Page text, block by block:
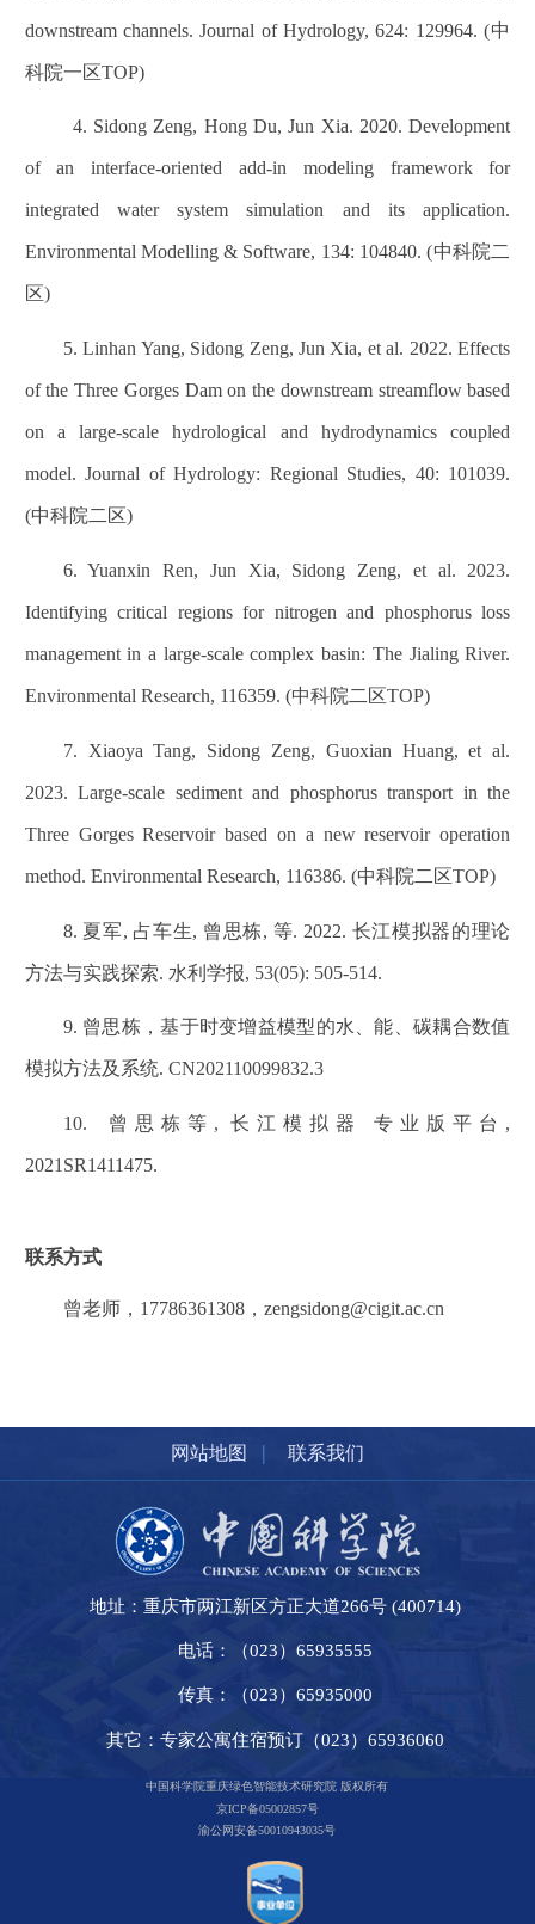
downstream channels. Journal of Hydrology, 624: 129964. (中
科院一区TOP)
4. Sidong Zeng, Hong Du, Jun Xia. 2020. Development
of an interface-oriented add-in modeling framework for
integrated water system simulation and its application.
Environmental Modelling & Software, 134: 104840. (中科院二
区)
5. Linhan Yang, Sidong Zeng, Jun Xia, et al. 2022. Effects
of the Three Gorges Dam on the downstream streamflow based
on a large-scale hydrological and hydrodynamics coupled
model. Journal of Hydrology: Regional Studies, 40: 101039.
(中科院二区)
6. Yuanxin Ren, Jun Xia, Sidong Zeng, et al. 2023.
Identifying critical regions for nitrogen and phosphorus loss
management in a large-scale complex basin: The Jialing River.
Environmental Research, 116359. (中科院二区TOP)
7. Xiaoya Tang, Sidong Zeng, Guoxian Huang, et al.
2023. Large-scale sediment and phosphorus transport in the
Three Gorges Reservoir based on a new reservoir operation
method. Environmental Research, 116386. (中科院二区TOP)
8. 夏军, 占车生, 曾思栋, 等. 2022. 长江模拟器的理论
方法与实践探索. 水利学报, 53(05): 505-514.
9. 曾思栋，基于时变增益模型的水、能、碳耦合数值
模拟方法及系统. CN202110099832.3
10. 曾思栋等, 长江模拟器 专业版平台,
2021SR1411475.
联系方式
曾老师，17786361308，zengsidong@cigit.ac.cn
网站地图 | 联系我们
地址：重庆市两江新区方正大道266号 (400714)
电话：（023）65935555
传真：（023）65935000
其它：专家公寓住宿预订（023）65936060
中国科学院重庆绿色智能技术研究院 版权所有
京ICP备05002857号
渝公网安备50010943035号